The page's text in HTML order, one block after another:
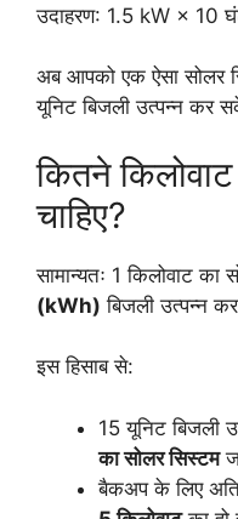
उदाहरण: 1.5 kW × 10
अब आपको एक ऐसा सोलर
यूनिट बिजली उत्पन्न कर
कितने
चाहिए?
सामान्यतः 1 किलोवाट का
(kWh) बिजली उत्पन्न
इस हिसाब से:
15 यूनिट बिजली
का सोलर सिस्टम
बैकअप के लिए